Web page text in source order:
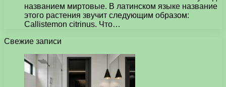
названием миртовые. В латинском языке название
этого растения звучит следующим образом:
Callistemon citrinus. Что…
Свежие записи